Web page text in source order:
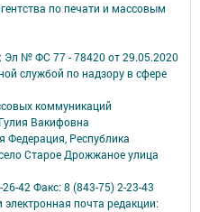
по печати и массовым
Эл № ФС 77 - 78420 от 29.05.2020
службой по надзору в сфере
коммуникаций
Вакифовна
Федерация, Республика
Старое Дрожжаное улица
42 Факс: 8 (843-75) 2-23-43
почта редакции: